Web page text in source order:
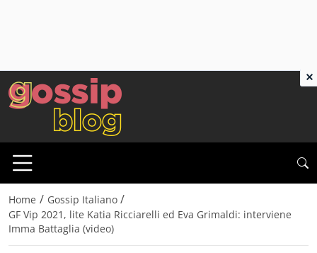
Home / Gossip Italiano /
GF Vip 2021, lite Katia Ricciarelli ed Eva Grimaldi: interviene
Imma Battaglia (video)
×